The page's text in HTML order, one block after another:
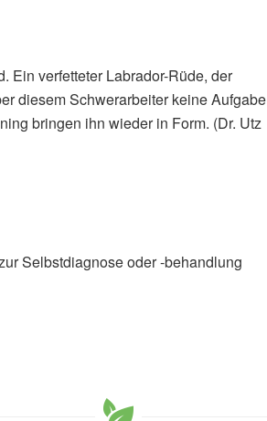
Ein verfetteter Labrador-Rüde, der
diesem Schwerarbeiter keine Aufgabe
bringen ihn wieder in Form. (Dr. Utz
Selbstdiagnose oder -behandlung